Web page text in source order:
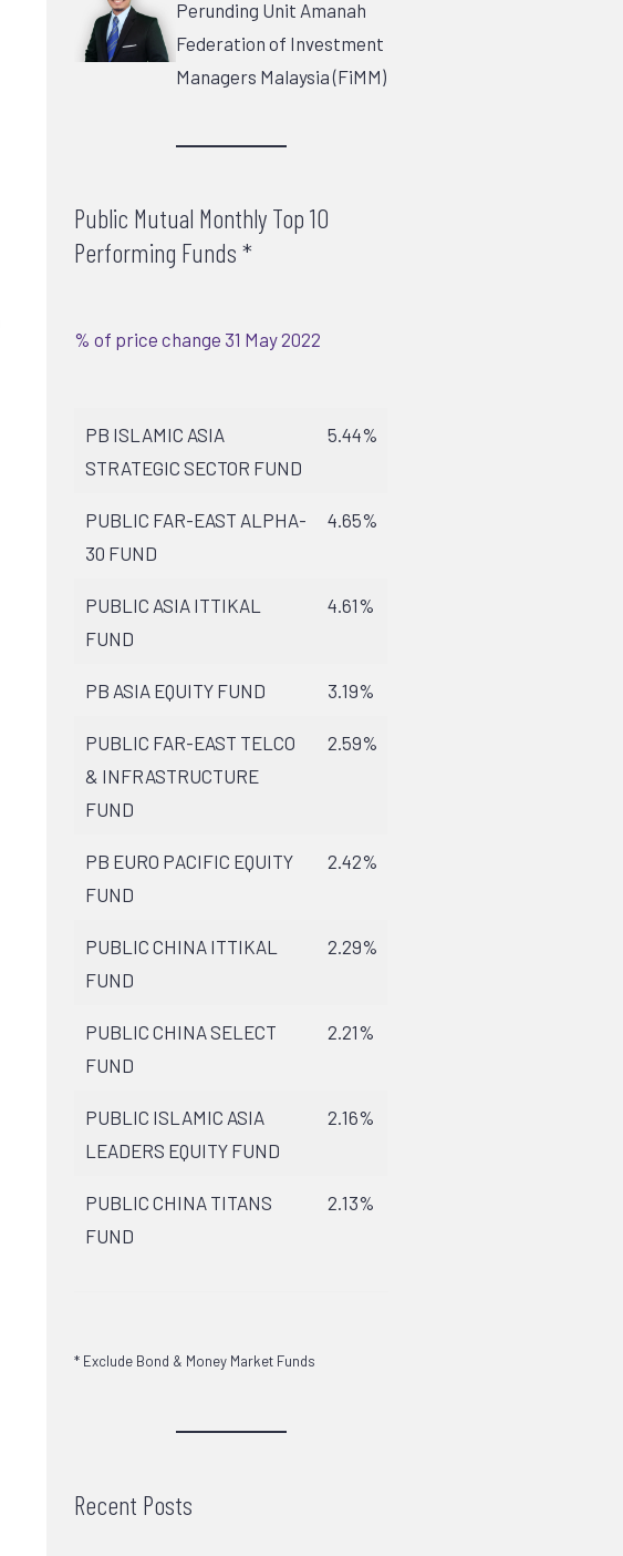
Perunding Unit Amanah
Federation of Investment
Managers Malaysia (FiMM)
Public Mutual Monthly Top 10
Performing Funds *
% of price change 31 May 2022
PB ISLAMIC ASIA
STRATEGIC SECTOR FUND
5.44%
PUBLIC FAR-EAST ALPHA-
30 FUND
4.65%
PUBLIC ASIA ITTIKAL
FUND
4.61%
PB ASIA EQUITY FUND 3.19%
PUBLIC FAR-EAST TELCO
& INFRASTRUCTURE
FUND
2.59%
PB EURO PACIFIC EQUITY
FUND
2.42%
PUBLIC CHINA ITTIKAL
FUND
2.29%
PUBLIC CHINA SELECT
FUND
2.21%
PUBLIC ISLAMIC ASIA
LEADERS EQUITY FUND
2.16%
PUBLIC CHINA TITANS
FUND
2.13%
* Exclude Bond & Money Market Funds
Recent Posts